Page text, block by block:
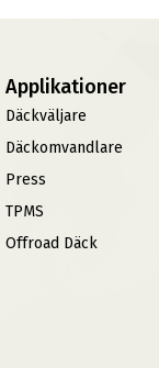
Applikationer
Däckväljare
Däckomvandlare
Press
TPMS
Offroad Däck